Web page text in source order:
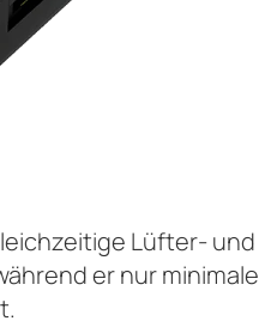
Lüfter- und
er nur minimale